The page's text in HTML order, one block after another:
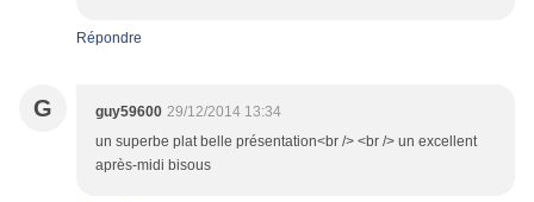
Répondre
G guy59600 29/12/2014 13:34
un superbe plat belle présentation<br /> <br /> un excellent
après-midi bisous